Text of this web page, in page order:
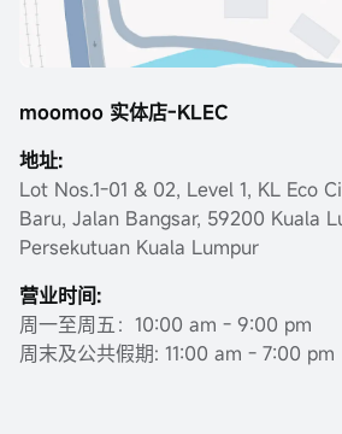
moomoo 实体店-KLEC
地址:
Lot Nos.1-01 & 02, Level 1, KL Eco
Baru, Jalan Bangsar, 59200 Kuala
Persekutuan Kuala Lumpur
营业时间:
周一至周五：10:00 am - 9:00 pm
周末及公共假期: 11:00 am - 7:00 pm